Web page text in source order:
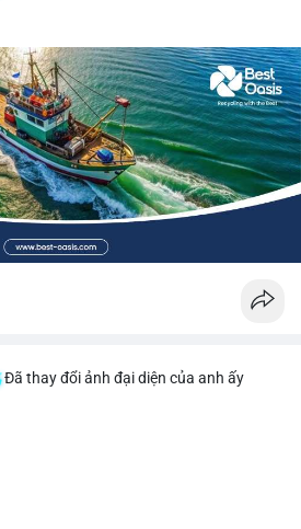
Đã thay đổi ảnh đại diện của anh ấy